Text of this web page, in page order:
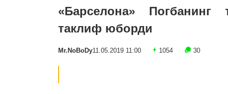
«Барселона»
таклиф юборди
Mr.NoBoDy11.05.2019 11:00 1054 30